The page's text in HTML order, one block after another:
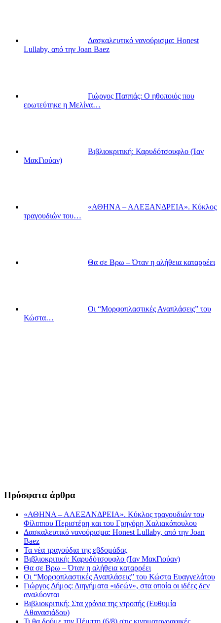
Δασκαλευτικό νανούρισμα: Honest
Lullaby, από την Joan Baez
Γιώργος Παππάς: Ο ηθοποιός που
ερωτεύτηκε η Μελίνα…
Βιβλιοκριτική: Καρυδότσουφλο (Ίαν
ΜακΓιούαν)
«ΑΘΗΝΑ – ΑΛΕΞΑΝΔΡΕΙΑ». Κύκλος
τραγουδιών του…
Θα σε Βρω – Όταν η αλήθεια καταρρέει
Οι “Μορφοπλαστικές Αναπλάσεις” του
Κώστα…
Πρόσφατα άρθρα
«ΑΘΗΝΑ – ΑΛΕΞΑΝΔΡΕΙΑ». Κύκλος τραγουδιών του
Φίλιππου Περιστέρη και του Γρηγόρη Χαλιακόπουλου
Δασκαλευτικό νανούρισμα: Honest Lullaby, από την Joan
Baez
Τα νέα τραγούδια της εβδομάδας
Βιβλιοκριτική: Καρυδότσουφλο (Ίαν ΜακΓιούαν)
Θα σε Βρω – Όταν η αλήθεια καταρρέει
Οι “Μορφοπλαστικές Αναπλάσεις” του Κώστα Ευαγγελάτου
Γιώργος Δήμος: Διηγήματα «ιδεών», στα οποία οι ιδέες δεν
αναλύονται
Βιβλιοκριτική: Στα χρόνια της ντροπής (Ευθυμία
Αθανασιάδου)
Τι θα δούμε την Πέμπτη (6/8) στις κινηματογραφικές